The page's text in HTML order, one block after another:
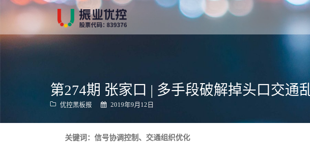
内
第274期 张家口 | 多手段破解掉头口交通
优控黑板报 2019年9月12日
关键词：信号协调控制、交通组织优化